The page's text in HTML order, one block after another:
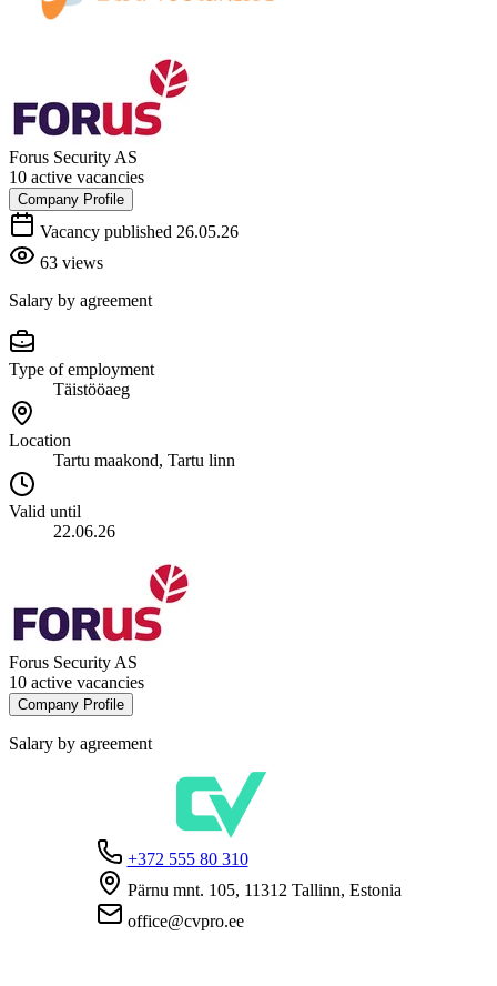
Forus Security AS
10 active vacancies
Company Profile
Vacancy published 26.05.26
63 views
Salary by agreement
Type of employment
Täistööaeg
Location
Tartu maakond, Tartu linn
Valid until
22.06.26
Forus Security AS
10 active vacancies
Company Profile
Salary by agreement
+372 555 80 310
Pärnu mnt. 105, 11312 Tallinn, Estonia
office@cvpro.ee